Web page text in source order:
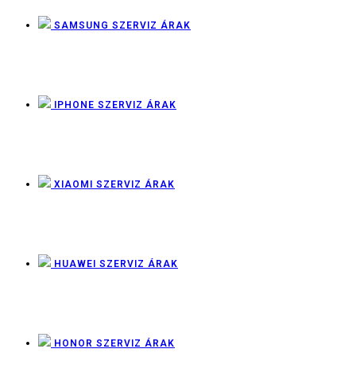
SAMSUNG SZERVIZ ÁRAK
IPHONE SZERVIZ ÁRAK
XIAOMI SZERVIZ ÁRAK
HUAWEI SZERVIZ ÁRAK
HONOR SZERVIZ ÁRAK